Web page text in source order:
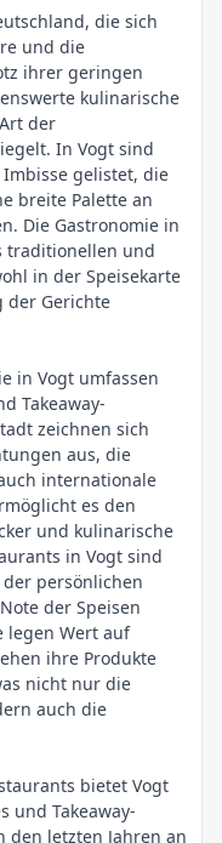
die sich
und die
ihrer geringen
kulinarische
der
In Vogt sind
gelistet, die
breite Palette an
Die Gastronomie in
traditionellen und
in der Speisekarte
der Gerichte
in Vogt umfassen
Takeaway-
zeichnen sich
aus, die
internationale
es den
und kulinarische
in Vogt sind
persönlichen
der Speisen
legen Wert auf
ihre Produkte
nicht nur die
auch die
bietet Vogt
und Takeaway-
den letzten Jahren an